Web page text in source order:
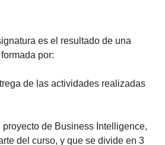
es el resultado de una
por:
de las actividades realizadas
de Business Intelligence,
del curso, y que se divide en 3